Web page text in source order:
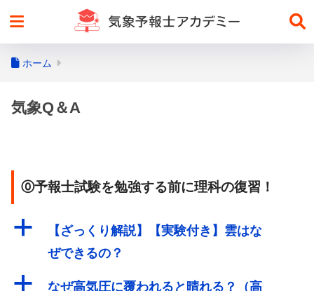
ホーム
気象Q＆A
⓪予報士試験を勉強する前に理科の復習！
a
【ざっくり解説】【実験付き】雲はな
ぜできるの？
a
なぜ高気圧に覆われると晴れる？（高